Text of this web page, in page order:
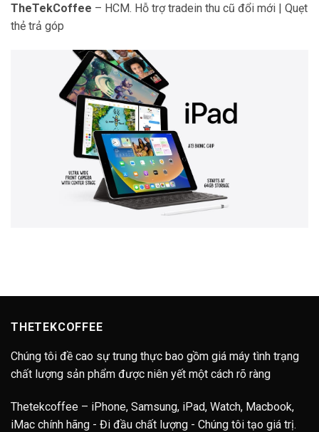
TheTekCoffee – HCM. Hỗ trợ tradein thu cũ đổi mới | Quẹt
thẻ trả góp
THETEKCOFFEE
Chúng tôi đề cao sự trung thực bao gồm giá máy tình trạng
chất lượng sản phẩm được niên yết một cách rõ ràng
Thetekcoffee – iPhone, Samsung, iPad, Watch, Macbook,
iMac chính hãng - Đi đầu chất lượng - Chúng tôi tạo giá trị.